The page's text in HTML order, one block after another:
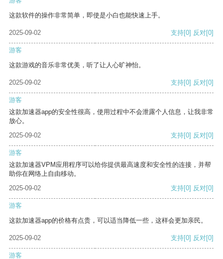
这款软件的操作非常简单，即使是小白也能快速上手。
2025-09-02 支持[0] 反对[0]
游客
这款游戏的音乐非常优美，听了让人心旷神怡。
2025-09-02 支持[0] 反对[0]
游客
这款加速器app的安全性很高，使用过程中不会泄露个人信息，让我非常
放心。
2025-09-02
支持[0] 反对[0]
游客
这款加速器VPM应用程序可以给你提供最高速度和安全性的连接，并帮
助你在网络上自由移动。
2025-09-02
支持[0] 反对[0]
游客
这款加速器app的价格有点贵，可以适当降低一些，这样会更加亲民。
2025-09-02 支持[0] 反对[0]
游客